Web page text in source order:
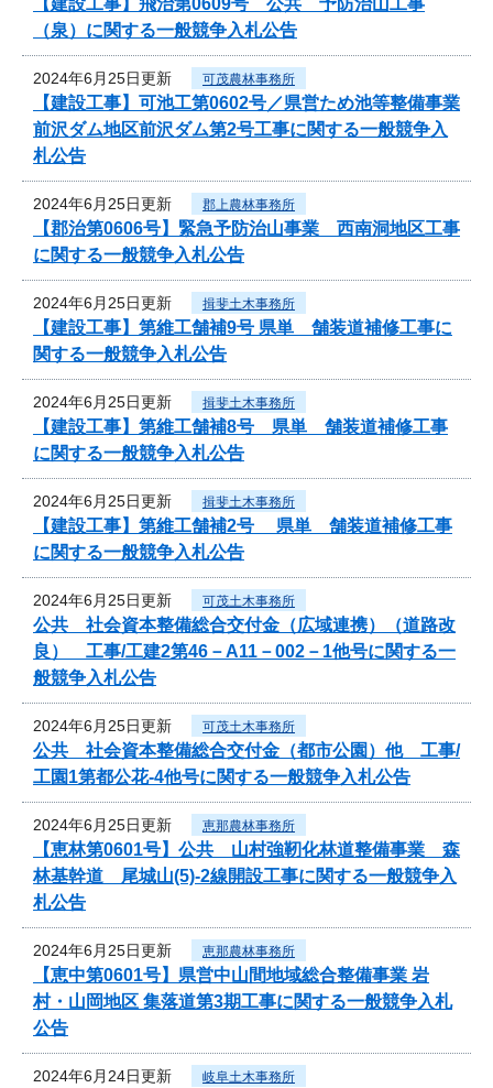
（泉）に関する一般競争入札公告
2024年6月25日更新 可茂農林事務所
【建設工事】可池工第0602号／県営ため池等整備事業
前沢ダム地区前沢ダム第2号工事に関する一般競争入
札公告
2024年6月25日更新 郡上農林事務所
【郡治第0606号】緊急予防治山事業 西南洞地区工事
に関する一般競争入札公告
2024年6月25日更新 揖斐土木事務所
【建設工事】第維工舗補9号 県単 舗装道補修工事に
関する一般競争入札公告
2024年6月25日更新 揖斐土木事務所
【建設工事】第維工舗補8号 県単 舗装道補修工事
に関する一般競争入札公告
2024年6月25日更新 揖斐土木事務所
【建設工事】第維工舗補2号 県単 舗装道補修工事
に関する一般競争入札公告
2024年6月25日更新 可茂土木事務所
公共 社会資本整備総合交付金（広域連携）（道路改
良） 工事/工建2第46－A11－002－1他号に関する一
般競争入札公告
2024年6月25日更新 可茂土木事務所
公共 社会資本整備総合交付金（都市公園）他 工事/
工園1第都公花-4他号に関する一般競争入札公告
2024年6月25日更新 恵那農林事務所
【恵林第0601号】公共 山村強靭化林道整備事業 森
林基幹道 尾城山(5)-2線開設工事に関する一般競争入
札公告
2024年6月25日更新 恵那農林事務所
【恵中第0601号】県営中山間地域総合整備事業 岩
村・山岡地区 集落道第3期工事に関する一般競争入札
公告
2024年6月24日更新 岐阜土木事務所